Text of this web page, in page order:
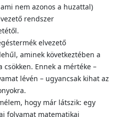
nem azonos a huzattal)
rendszer
elvezető
aminek következtében a
Ennek a mértéke –
lévén – ugyancsak kihat az
hogy már látszik: egy
folyamat matematikai